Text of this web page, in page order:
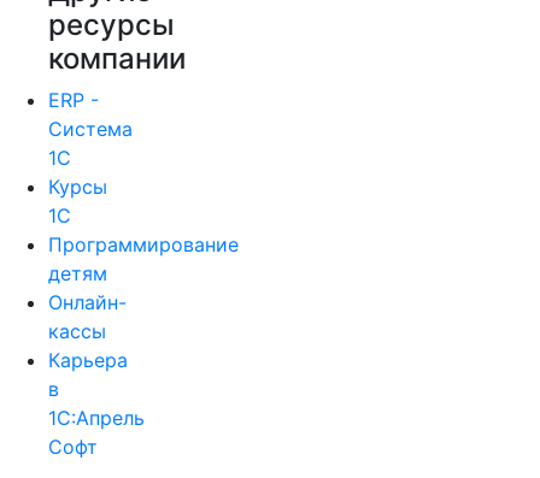
ресурсы
компании
ERP -
Система
1С
Курсы
1С
Программирование
детям
Онлайн-
кассы
Карьера
в
1С:Апрель
Софт